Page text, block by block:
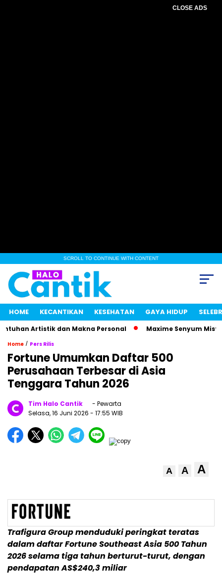
CLOSE ADS
SCROLL TO CONTINUE WITH CONTENT
HOME KECANTIKAN KESEHATAN GAYA HIDUP
Artistik dan Makna Personal Maxime Senyum
Home / Pers Rilis
Fortune Umumkan Daftar 500
Perusahaan Terbesar di Asia
Tenggara Tahun 2026
Tim Halo Cantik
- Pewarta
Selasa, 16 Juni 2026 - 17:55 WIB
A A A
Trafigura Group menduduki peringkat teratas
dalam daftar Fortune Southeast Asia 500 Tahun
2026 selama tiga tahun berturut-turut, dengan
pendapatan AS$240,3 miliar